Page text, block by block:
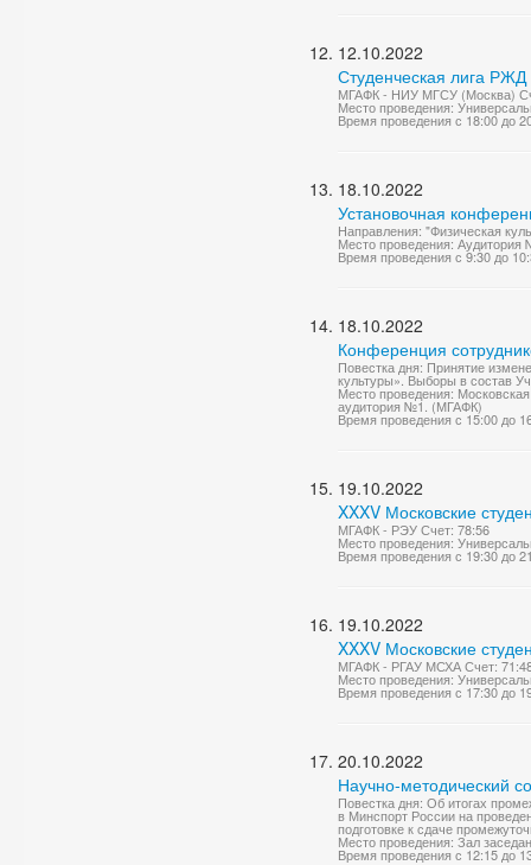
12.10.2022
Студенческая лига
МГАФК - НИУ МГСУ (Москва)
Место проведения:
Время проведения с 18:00 до
18.10.2022
Установочная
Направления: "Физическая
Место проведения:
Время проведения с 9:30 до
18.10.2022
Конференция
Повестка дня: Принятие
культуры». Выборы в состав
Место проведения:
аудитория №1. (МГАФК)
Время проведения с 15:00 до
19.10.2022
XXXV Московские
МГАФК - РЭУ Счет: 78:56
Место проведения:
Время проведения с 19:30 до
19.10.2022
XXXV Московские
МГАФК - РГАУ МСХА Счет:
Место проведения:
Время проведения с 17:30 до
20.10.2022
Научно-методический
Повестка дня: Об итогах
в Минспорт России на
подготовке к сдаче
Место проведения: Зал
Время проведения с 12:15 до